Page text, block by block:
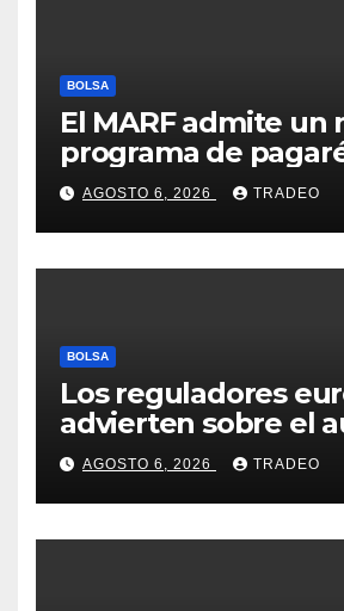
BOLSA
El MARF admite un
programa de
Seresco por 20
euros
AGOSTO 6, 2026 TRADEO
BOLSA
Los reguladores
advierten sobre el
del fraude con
llegada de MiCA
AGOSTO 6, 2026 TRADEO